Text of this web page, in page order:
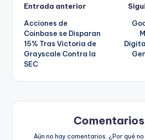
Navegación
de
entradas
Entrada anterior
Acciones de
Coinbase se Disparan
15% Tras Victoria de
Grayscale Contra la
SEC
Comentarios
Aún no hay comentarios. ¿Por qué